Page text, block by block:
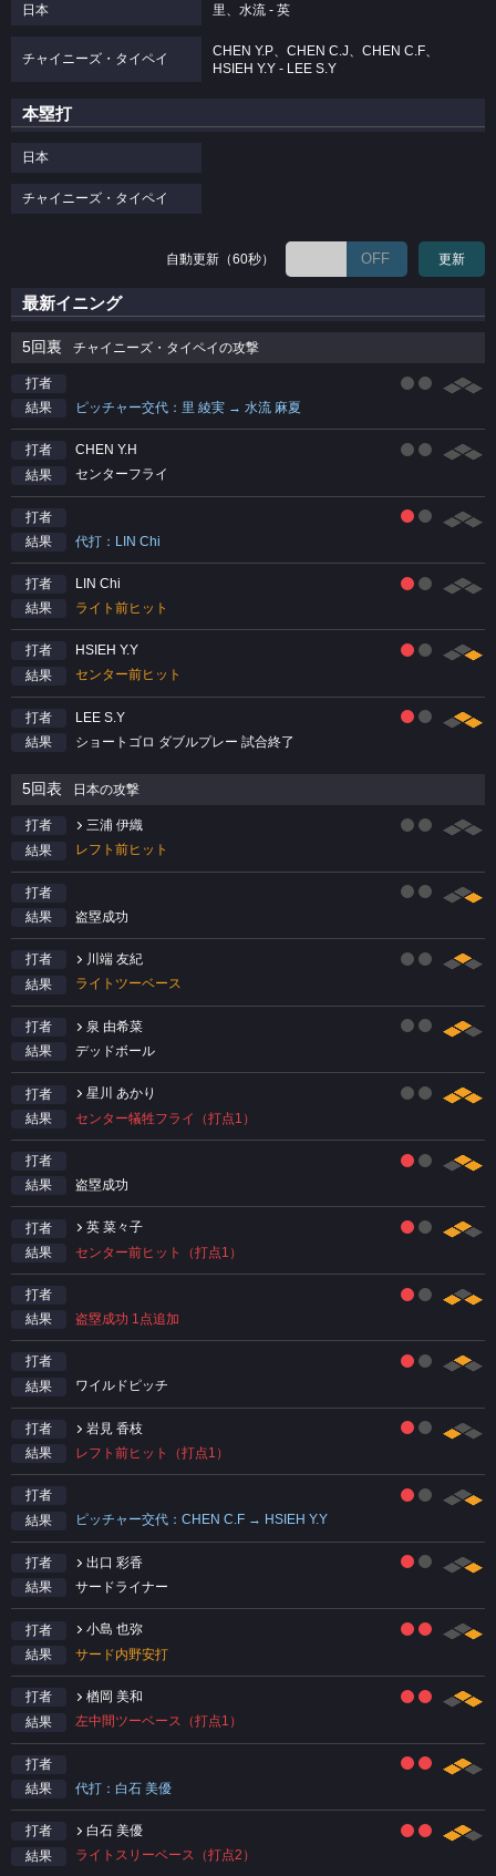
日本 里、水流 - 英
チャイニーズ・タイペイ
CHEN Y.P、CHEN C.J、CHEN C.F、
HSIEH Y.Y - LEE S.Y
本塁打
日本
チャイニーズ・タイペイ
自動更新（60秒） OFF 更新
最新イニング
5回裏 チャイニーズ・タイペイの攻撃
打者
結果
ピッチャー交代：里 綾実 → 水流 麻夏
打者
CHEN Y.H
結果
センターフライ
打者
結果
代打：LIN Chi
打者
LIN Chi
結果
ライト前ヒット
打者
HSIEH Y.Y
結果
センター前ヒット
打者
LEE S.Y
結果
ショートゴロ ダブルプレー 試合終了
5回表 日本の攻撃
打者
三浦 伊織
結果
レフト前ヒット
打者
結果
盗塁成功
打者
川端 友紀
結果
ライトツーベース
打者
泉 由希菜
結果
デッドボール
打者
星川 あかり
結果
センター犠牲フライ（打点1）
打者
結果
盗塁成功
打者
英 菜々子
結果
センター前ヒット（打点1）
打者
結果
盗塁成功 1点追加
打者
結果
ワイルドピッチ
打者
岩見 香枝
結果
レフト前ヒット（打点1）
打者
結果
ピッチャー交代：CHEN C.F → HSIEH Y.Y
打者
出口 彩香
結果
サードライナー
打者
小島 也弥
結果
サード内野安打
打者
楢岡 美和
結果
左中間ツーベース（打点1）
打者
結果
代打：白石 美優
打者
白石 美優
結果
ライトスリーベース（打点2）